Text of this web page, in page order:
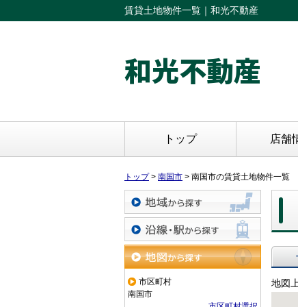
賃貸土地物件一覧｜和光不動産
和光不動産
トップ 店舗
トップ> 南国市 > 南国市の賃貸土地物件一覧
地域から探す
沿線・駅から探す
地図から探す
市区町村
南国市
地図